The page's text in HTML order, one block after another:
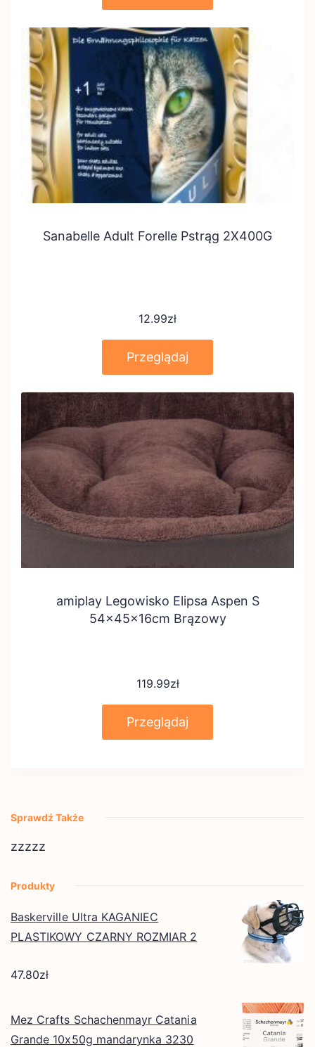
Sanabelle Adult Forelle Pstrąg 2X400G
12.99zł
Przeglądaj
amiplay Legowisko Elipsa Aspen S
54x45x16cm Brązowy
119.99zł
Przeglądaj
Sprawdź Także
zzzzz
Produkty
Baskerville Ultra KAGANIEC
PLASTIKOWY CZARNY ROZMIAR 2
47.80zł
Mez Crafts Schachenmayr Catania
Grande 10x50g mandarynka 3230